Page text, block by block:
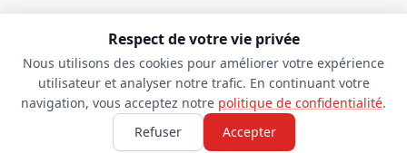
Respect de votre vie privée
Nous utilisons des cookies pour améliorer votre expérience
utilisateur et analyser notre trafic. En continuant votre
navigation, vous acceptez notre politique de confidentialité.
Refuser
Accepter